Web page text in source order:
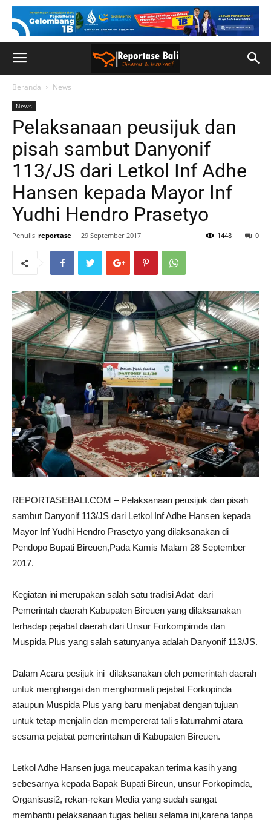
Beranda News
News
Pelaksanaan peusijuk dan
pisah sambut Danyonif
113/JS dari Letkol Inf Adhe
Hansen kepada Mayor Inf
Yudhi Hendro Prasetyo
Penulis reportase - 29 September 2017 0
1448
REPORTASEBALI.COM – Pelaksanaan peusijuk dan pisah
sambut Danyonif 113/JS dari Letkol Inf Adhe Hansen kepada
Mayor Inf Yudhi Hendro Prasetyo yang dilaksanakan di
Pendopo Bupati Bireuen,Pada Kamis Malam 28 September
2017.
Kegiatan ini merupakan salah satu tradisi Adat dari
Pemerintah daerah Kabupaten Bireuen yang dilaksanakan
terhadap pejabat daerah dari Unsur Forkompimda dan
Muspida Plus yang salah satunyanya adalah Danyonif 113/JS.
Dalam Acara pesijuk ini dilaksanakan oleh pemerintah daerah
untuk menghargai dan menghormati pejabat Forkopinda
ataupun Muspida Plus yang baru menjabat dengan tujuan
untuk tetap menjalin dan mempererat tali silaturrahmi atara
sesama pejabat pemerintahan di Kabupaten Bireuen.
Letkol Adhe Hansen juga meucapakan terima kasih yang
sebesarnya kepada Bapak Bupati Bireun, unsur Forkopimda,
Organisasi2, rekan-rekan Media yang sudah sangat
membantu pelaksanaan tugas beliau selama ini,karena tanpa